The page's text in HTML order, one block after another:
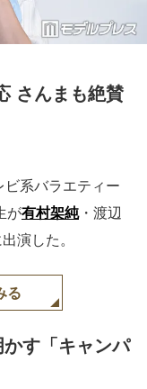
さんまも絶賛
系バラエティー
が有村架純・渡辺
演した。
る
す「キャンパ